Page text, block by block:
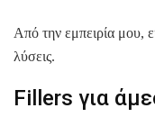
Από την εμπειρία μου,
λύσεις.
Fillers για